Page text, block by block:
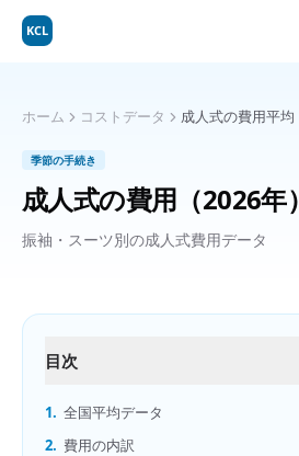
KCL
ホーム コストデータ 成人式の費用平均
季節の手続き
成人式の費用 （2026年）
振袖・スーツ別の成人式費用データ
目次
1. 全国平均データ
2. 費用の内訳